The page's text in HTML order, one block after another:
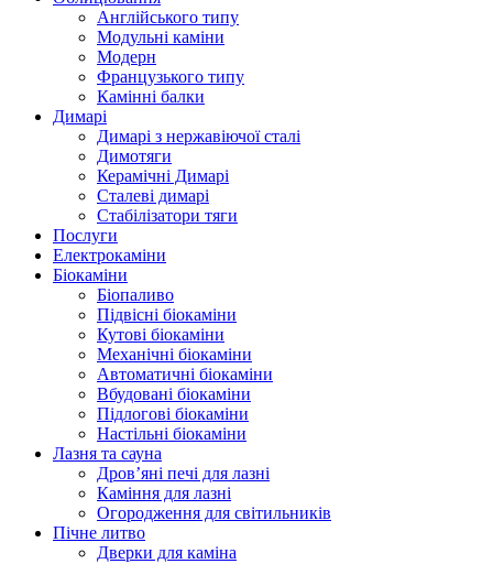
Англійського типу
Модульні каміни
Модерн
Французького типу
Камінні балки
Димарі
Димарі з нержавіючої сталі
Димотяги
Керамічні Димарі
Сталеві димарі
Стабілізатори тяги
Послуги
Електрокаміни
Біокаміни
Біопаливо
Підвісні біокаміни
Кутові біокаміни
Механічні біокаміни
Автоматичні біокаміни
Вбудовані біокаміни
Підлогові біокаміни
Настільні біокаміни
Лазня та сауна
Дров’яні печі для лазні
Каміння для лазні
Огородження для світильників
Пічне литво
Дверки для каміна